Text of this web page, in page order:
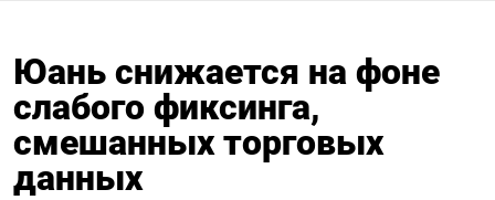
Юань снижается на фоне
слабого фиксинга,
смешанных торговых
данных